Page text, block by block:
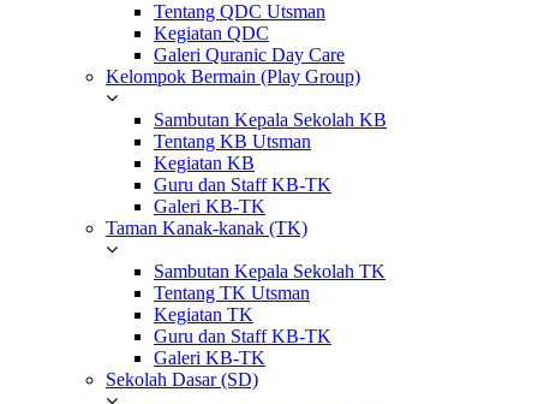
Tentang QDC Utsman
Kegiatan QDC
Galeri Quranic Day Care
Kelompok Bermain (Play Group)
Sambutan Kepala Sekolah KB
Tentang KB Utsman
Kegiatan KB
Guru dan Staff KB-TK
Galeri KB-TK
Taman Kanak-kanak (TK)
Sambutan Kepala Sekolah TK
Tentang TK Utsman
Kegiatan TK
Guru dan Staff KB-TK
Galeri KB-TK
Sekolah Dasar (SD)